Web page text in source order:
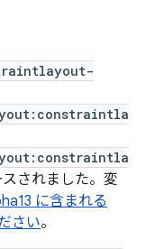
されました。変
に含まれる
さい。